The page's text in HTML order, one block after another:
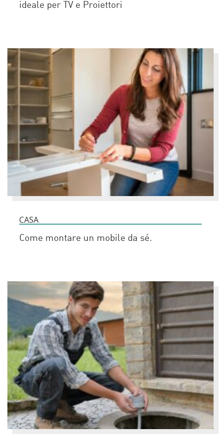
ideale per TV e Proiettori
CASA
Come montare un mobile da sé.